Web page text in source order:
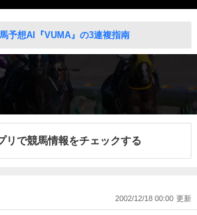
馬予想AI『VUMA』の3連複指南
リで競馬情報をチェックする
2002/12/18 00:00